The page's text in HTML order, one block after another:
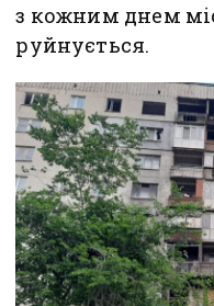
з кожним днем
руйнується.